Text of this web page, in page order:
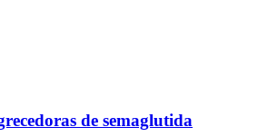
de semaglutida